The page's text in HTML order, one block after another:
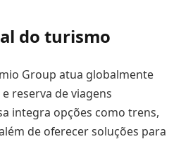
do turismo
Group atua globalmente
reserva de viagens
integra opções como trens,
de oferecer soluções para